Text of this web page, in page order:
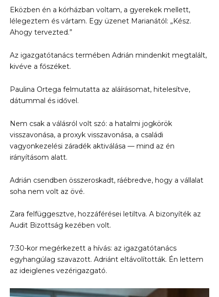
Eközben én a kórházban voltam, a gyerekek mellett,
lélegeztem és vártam. Egy üzenet Marianától: „Kész.
Ahogy tervezted.”
Az igazgatótanács termében Adrián mindenkit megtalált,
kivéve a főszéket.
Paulina Ortega felmutatta az aláírásomat, hitelesítve,
dátummal és idővel.
Nem csak a válásról volt szó: a hatalmi jogkörök
visszavonása, a proxyk visszavonása, a családi
vagyonkezelési záradék aktiválása — mind az én
irányításom alatt.
Adrián csendben összeroskadt, ráébredve, hogy a vállalat
soha nem volt az övé.
Zara felfüggesztve, hozzáférései letiltva. A bizonyíték az
Audit Bizottság kezében volt.
7:30-kor megérkezett a hívás: az igazgatótanács
egyhangúlag szavazott. Adriánt eltávolították. Én lettem
az ideiglenes vezérigazgató.